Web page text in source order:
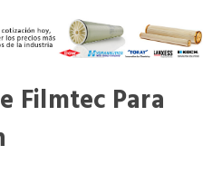
Filmtec Para